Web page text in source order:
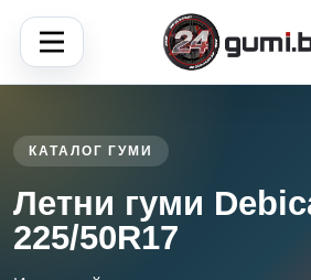
КАТАЛОГ ГУМИ
Летни гуми
225/50R17